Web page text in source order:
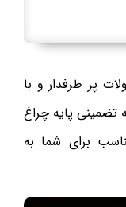
پر طرفدار و با
تضمینی پایه چراغ
برای شما به